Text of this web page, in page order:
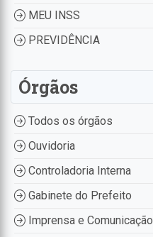
MEU INSS
PREVIDÊNCIA
Órgãos
Todos os órgãos
Ouvidoria
Controladoria Interna
Gabinete do Prefeito
Imprensa e Comunicação